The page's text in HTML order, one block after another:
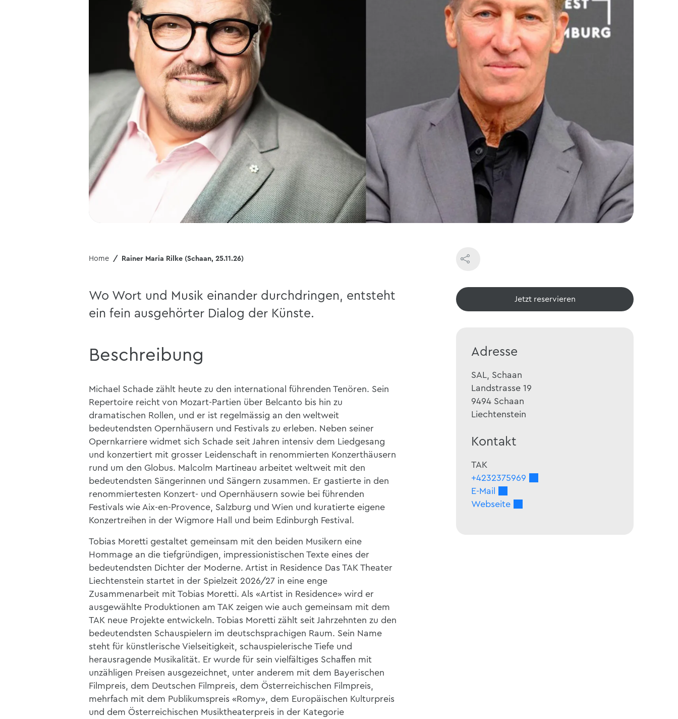
Home Rainer Maria Rilke (Schaan, 25.11.26)
Wo Wort und Musik einander durchdringen, entsteht
ein fein ausgehörter Dialog der Künste.
Beschreibung
Michael Schade zählt heute zu den international führenden Tenören. Sein
Repertoire reicht von Mozart-Partien über Belcanto bis hin zu
dramatischen Rollen, und er ist regelmässig an den weltweit
bedeutendsten Opernhäusern und Festivals zu erleben. Neben seiner
Opernkarriere widmet sich Schade seit Jahren intensiv dem Liedgesang
und konzertiert mit grosser Leidenschaft in renommierten Konzerthäusern
rund um den Globus. Malcolm Martineau arbeitet weltweit mit den
bedeutendsten Sängerinnen und Sängern zusammen. Er gastierte in den
renommiertesten Konzert- und Opernhäusern sowie bei führenden
Festivals wie Aix-en-Provence, Salzburg und Wien und kuratierte eigene
Konzertreihen in der Wigmore Hall und beim Edinburgh Festival.
Tobias Moretti gestaltet gemeinsam mit den beiden Musikern eine
Hommage an die tiefgründigen, impressionistischen Texte eines der
bedeutendsten Dichter der Moderne. Artist in Residence Das TAK Theater
Liechtenstein startet in der Spielzeit 2026/27 in eine enge
Zusammenarbeit mit Tobias Moretti. Als «Artist in Residence» wird er
ausgewählte Produktionen am TAK zeigen wie auch gemeinsam mit dem
TAK neue Projekte entwickeln. Tobias Moretti zählt seit Jahrzehnten zu den
bedeutendsten Schauspielern im deutschsprachigen Raum. Sein Name
steht für künstlerische Vielseitigkeit, schauspielerische Tiefe und
herausragende Musikalität. Er wurde für sein vielfältiges Schaffen mit
unzähligen Preisen ausgezeichnet, unter anderem mit dem Bayerischen
Filmpreis, dem Deutschen Filmpreis, dem Österreichischen Filmpreis,
mehrfach mit dem Publikumspreis «Romy», dem Europäischen Kulturpreis
und dem Österreichischen Musiktheaterpreis in der Kategorie
Jetzt reservieren
Adresse
SAL, Schaan
Landstrasse 19
9494 Schaan
Liechtenstein
Kontakt
TAK
+4232375969
E-Mail
Webseite